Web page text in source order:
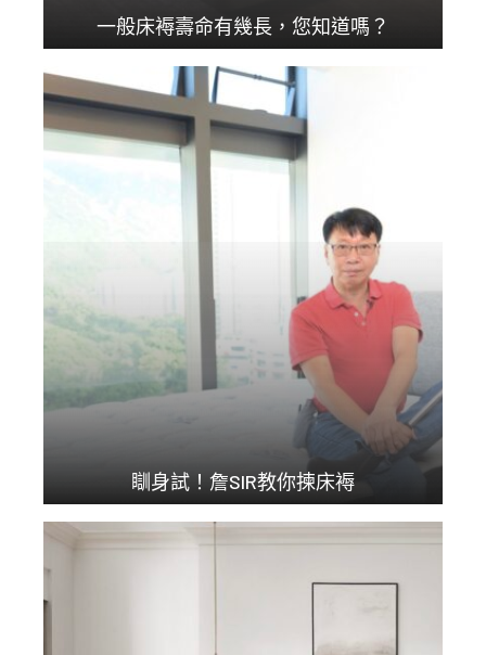
一般床褥壽命有幾長，您知道嗎？
在準備投資一張新床褥...
瞓身試！詹SIR教你揀床褥